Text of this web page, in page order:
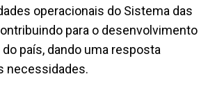
operacionais do Sistema das
para o desenvolvimento
país, dando uma resposta
necessidades.